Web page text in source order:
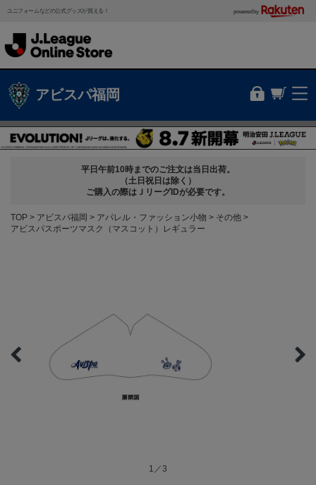
ユニフォームなどの公式グッズが買える！ powered by
アビスパ福岡
平日午前10時までのご注文は当日出荷。
（土日祝日は除く）
ご購入の際はＪリーグIDが必要です。
TOP アビスパ福岡 アパレル・ファッション小物
その他
アビスパスポーツマスク（マスコット）レギュラー
1／3